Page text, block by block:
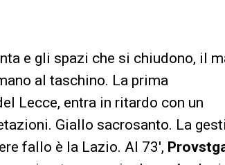
e gli spazi che si chiudono, il
al taschino. La prima
Lecce, entra in ritardo con un
Giallo sacrosanto. La
fallo è la Lazio. Al 73′,